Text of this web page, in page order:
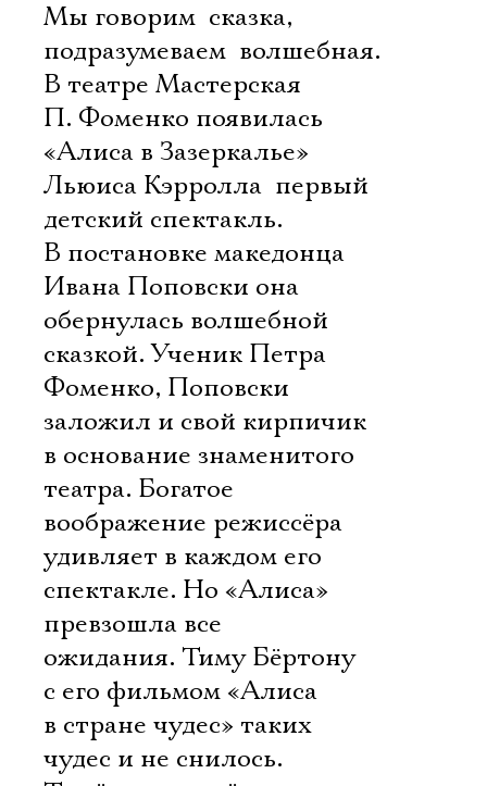
Мы говорим  сказка,
подразумеваем  волшебная.
В театре Мастерская
П. Фоменко появилась
«Алиса в Зазеркалье»
Льюиса Кэрролла  первый
детский спектакль.
В постановке македонца
Ивана Поповски она
обернулась волшебной
сказкой. Ученик Петра
Фоменко, Поповски
заложил и свой кирпичик
в основание знаменитого
театра. Богатое
воображение режиссёра
удивляет в каждом его
спектакле. Но «Алиса»
превзошла все
ожидания. Тиму Бёртону
с его фильмом «Алиса
в стране чудес» таких
чудес и не снилось.